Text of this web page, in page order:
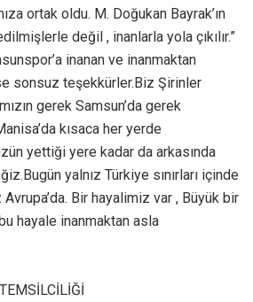
ortak oldu. M. Doğukan Bayrak’ın
değil , inanlarla yola çıkılır.”
inanan ve inanmaktan
sonsuz teşekkürler.Biz Şirinler
gerek Samsun’da gerek
kısaca her yerde
yettiği yere kadar da arkasında
yalnız Türkiye sınırları içinde
Avrupa’da. Bir hayalimiz var , Büyük bir
hayale inanmaktan asla